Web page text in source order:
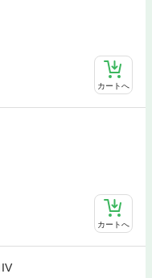
カートへ
カートへ